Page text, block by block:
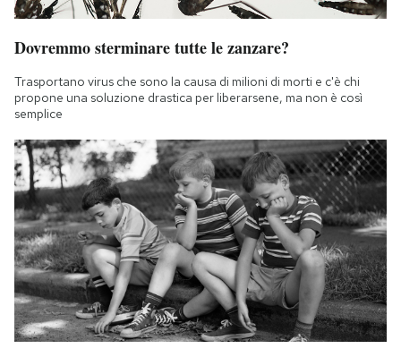
Dovremmo sterminare tutte le zanzare?
Trasportano virus che sono la causa di milioni di morti e c'è chi
propone una soluzione drastica per liberarsene, ma non è così
semplice